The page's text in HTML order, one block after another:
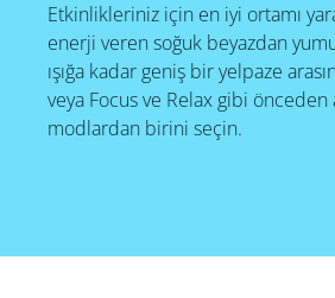
Etkinlikleriniz için en iyi ortamı
enerji veren soğuk beyazdan
ışığa kadar geniş bir yelpaze
veya Focus ve Relax gibi önceden
modlardan birini seçin.